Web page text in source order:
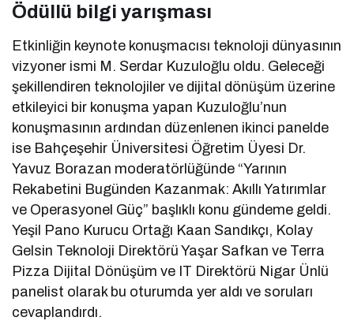
Ödüllü bilgi yarışması
Etkinliğin keynote konuşmacısı teknoloji dünyasının
vizyoner ismi M. Serdar Kuzuloğlu oldu. Geleceği
şekillendiren teknolojiler ve dijital dönüşüm üzerine
etkileyici bir konuşma yapan Kuzuloğlu’nun
konuşmasının ardından düzenlenen ikinci panelde
ise Bahçeşehir Üniversitesi Öğretim Üyesi Dr.
Yavuz Borazan moderatörlüğünde “Yarının
Rekabetini Bugünden Kazanmak: Akıllı Yatırımlar
ve Operasyonel Güç” başlıklı konu gündeme geldi.
Yeşil Pano Kurucu Ortağı Kaan Sandıkçı, Kolay
Gelsin Teknoloji Direktörü Yaşar Safkan ve Terra
Pizza Dijital Dönüşüm ve IT Direktörü Nigar Ünlü
panelist olarak bu oturumda yer aldı ve soruları
cevaplandırdı.